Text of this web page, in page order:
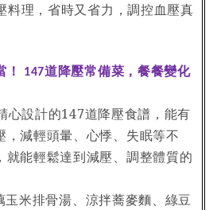
料理，省時又省力，調控血壓真
147道降壓常備菜，餐餐變化
心設計的147道降壓食譜，能有
，減輕頭暈、心悸、失眠等不
就能輕鬆達到減壓、調整體質的
玉米排骨湯、涼拌蕎麥麵、綠豆